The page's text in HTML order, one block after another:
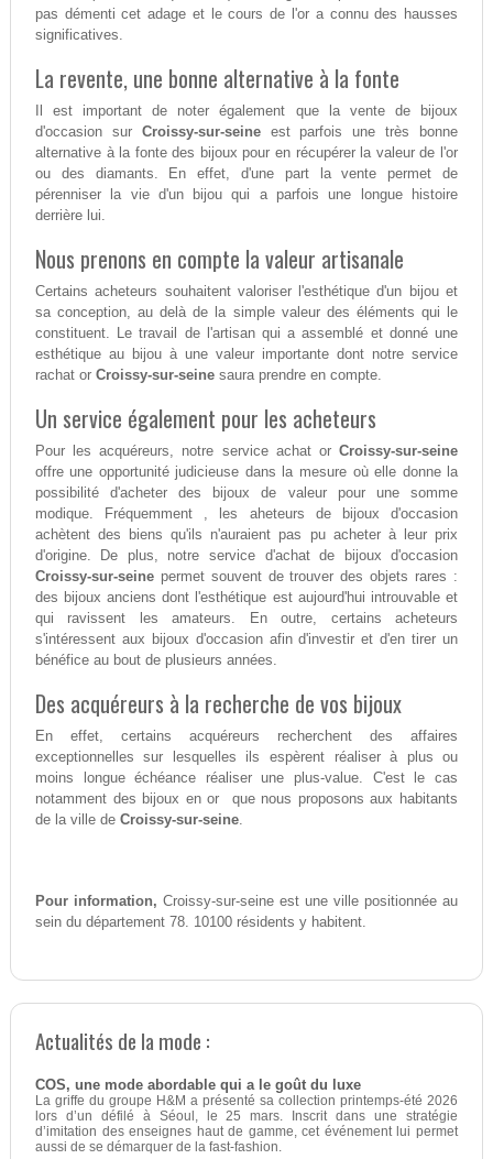
pas démenti cet adage et le cours de l'or a connu des hausses
significatives.
La revente, une bonne alternative à la fonte
Il est important de noter également que la vente de bijoux
d'occasion sur Croissy-sur-seineest parfois une très bonne
alternative à la fonte des bijoux pour en récupérer la valeur de l'or
ou des diamants. En effet, d'une part la vente permet de
pérenniser la vie d'un bijou qui a parfois une longue histoire
derrière lui.
Nous prenons en compte la valeur artisanale
Certains acheteurs souhaitent valoriser l'esthétique d'un bijou et
sa conception, au delà de la simple valeur des éléments qui le
constituent. Le travail de l'artisan qui a assemblé et donné une
esthétique au bijou à une valeur importante dont notre service
rachat or Croissy-sur-seinesaura prendre en compte.
Un service également pour les acheteurs
Pour les acquéreurs, notre service achat orCroissy-sur-seine
offre une opportunité judicieuse dans la mesure où elle donne la
possibilité d'acheter des bijoux de valeur pour une somme
modique. Fréquemment , les aheteurs de bijoux d'occasion
achètent des biens qu'ils n'auraient pas pu acheter à leur prix
d'origine. De plus, notre service d'achat de bijoux d'occasion
Croissy-sur-seinepermet souvent de trouver des objets rares :
des bijoux anciens dont l'esthétique est aujourd'hui introuvable et
qui ravissent les amateurs. En outre, certains acheteurs
s'intéressent aux bijoux d'occasion afin d'investir et d'en tirer un
bénéfice au bout de plusieurs années.
Des acquéreurs à la recherche de vos bijoux
En effet, certains acquéreurs recherchent des affaires
exceptionnelles sur lesquelles ils espèrent réaliser à plus ou
moins longue échéance réaliser une plus-value. C'est le cas
notamment des bijoux en or que nous proposons aux habitants
de la ville de Croissy-sur-seine.
Pour information, Croissy-sur-seine est une ville positionnée au
sein du département 78. 10100 résidents y habitent.
Actualités de la mode :
COS, une mode abordable qui a le goût du luxe
La griffe du groupe H&M a présenté sa collection printemps-été 2026
lors d’un défilé à Séoul, le 25 mars. Inscrit dans une stratégie
d’imitation des enseignes haut de gamme, cet événement lui permet
aussi de se démarquer de la fast-fashion.